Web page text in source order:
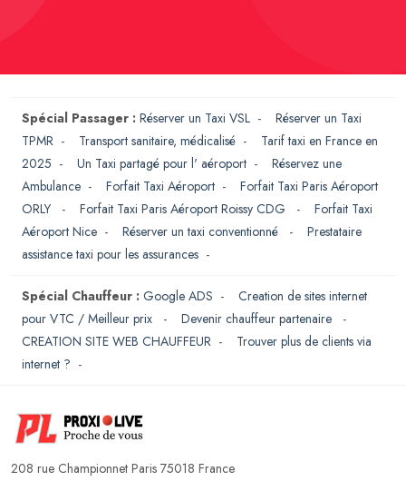
Spécial Passager : Réserver un Taxi VSL - Réserver un Taxi
TPMR - Transport sanitaire, médicalisé - Tarif taxi en France en
2025 - Un Taxi partagé pour l' aéroport - Réservez une
Ambulance - Forfait Taxi Aéroport - Forfait Taxi Paris Aéroport
ORLY
- Forfait Taxi Paris Aéroport Roissy CDG - Forfait Taxi
Aéroport Nice - Réserver un taxi conventionné - Prestataire
assistance taxi pour les assurances -
Spécial Chauffeur : Google ADS - Creation de sites internet
pour VTC / Meilleur prix
- Devenir chauffeur partenaire
-
CREATION SITE WEB CHAUFFEUR - Trouver plus de clients via
internet ? -
208 rue Championnet Paris 75018 France